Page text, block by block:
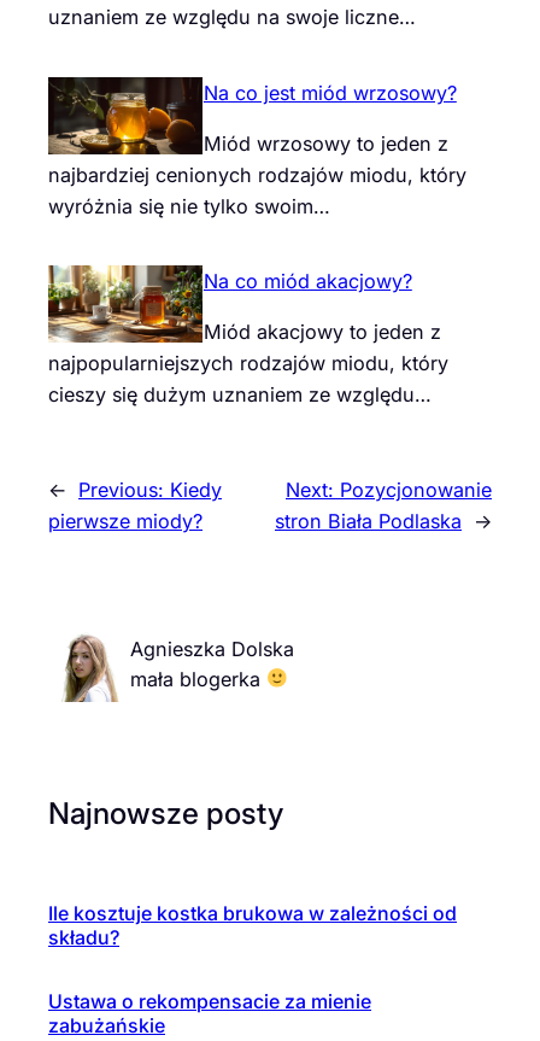
uznaniem ze względu na swoje liczne…
Na co jest miód wrzosowy?
Miód wrzosowy to jeden z
najbardziej cenionych rodzajów miodu, który
wyróżnia się nie tylko swoim…
Na co miód akacjowy?
Miód akacjowy to jeden z
najpopularniejszych rodzajów miodu, który
cieszy się dużym uznaniem ze względu…
← Previous: Kiedy
pierwsze miody?
Next: Pozycjonowanie
stron Biała Podlaska
→
Agnieszka Dolska
mała blogerka
Najnowsze posty
Ile kosztuje kostka brukowa w zależności od
składu?
Ustawa o rekompensacie za mienie
zabużańskie